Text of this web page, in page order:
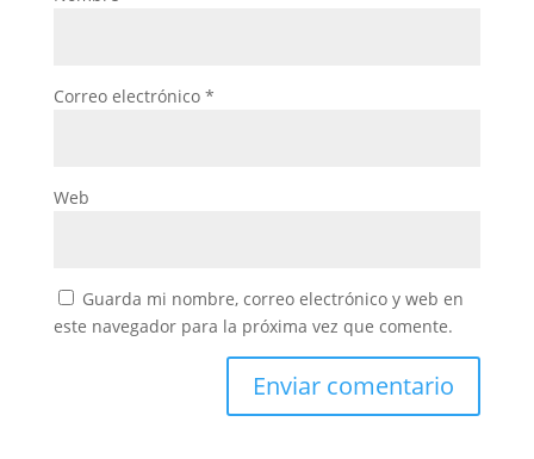
Correo electrónico *
Web
Guarda mi nombre, correo electrónico y web en
este navegador para la próxima vez que comente.